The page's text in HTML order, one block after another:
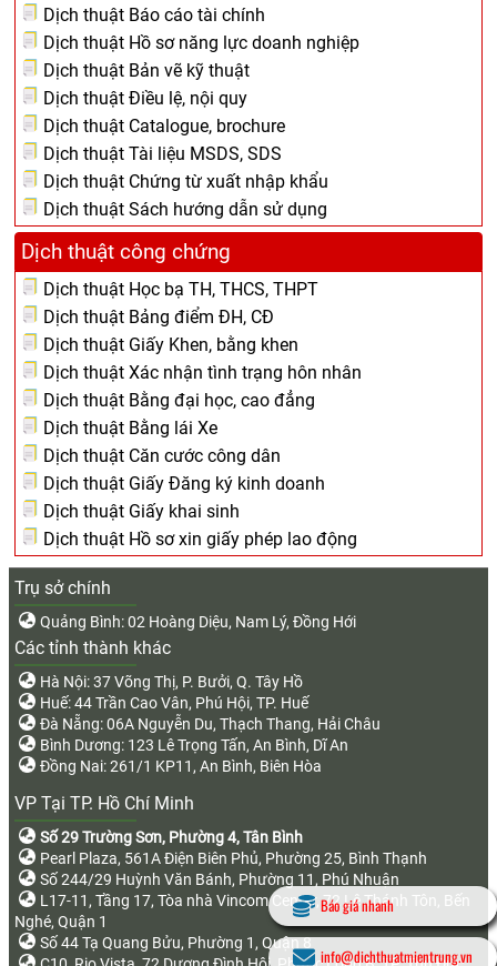
Dịch thuật Báo cáo tài chính
Dịch thuật Hồ sơ năng lực doanh nghiệp
Dịch thuật Bản vẽ kỹ thuật
Dịch thuật Điều lệ, nội quy
Dịch thuật Catalogue, brochure
Dịch thuật Tài liệu MSDS, SDS
Dịch thuật Chứng từ xuất nhập khẩu
Dịch thuật Sách hướng dẫn sử dụng
Dịch thuật công chứng
Dịch thuật Học bạ TH, THCS, THPT
Dịch thuật Bảng điểm ĐH, CĐ
Dịch thuật Giấy Khen, bằng khen
Dịch thuật Xác nhận tình trạng hôn nhân
Dịch thuật Bằng đại học, cao đẳng
Dịch thuật Bằng lái Xe
Dịch thuật Căn cước công dân
Dịch thuật Giấy Đăng ký kinh doanh
Dịch thuật Giấy khai sinh
Dịch thuật Hồ sơ xin giấy phép lao động
Trụ sở chính
Quảng Bình: 02 Hoàng Diệu, Nam Lý, Đồng Hới
Các tỉnh thành khác
Hà Nội: 37 Võng Thị, P. Bưởi, Q. Tây Hồ
Huế: 44 Trần Cao Vân, Phú Hội, TP. Huế
Đà Nẵng: 06A Nguyễn Du, Thạch Thang, Hải Châu
Bình Dương: 123 Lê Trọng Tấn, An Bình, Dĩ An
Đồng Nai: 261/1 KP11, An Bình, Biên Hòa
VP Tại TP. Hồ Chí Minh
Số 29 Trường Sơn, Phường 4, Tân Bình
Pearl Plaza, 561A Điện Biên Phủ, Phường 25, Bình Thạnh
Số 244/29 Huỳnh Văn Bánh, Phường 11, Phú Nhuận
L17-11, Tầng 17, Tòa nhà Vincom Center, 72 Lê Thánh Tôn, Bến
Nghé, Quận 1
Số 44 Tạ Quang Bửu, Phường 1, Quận 8
Báo giá nhanh
info@dichthuatmientrung.vn